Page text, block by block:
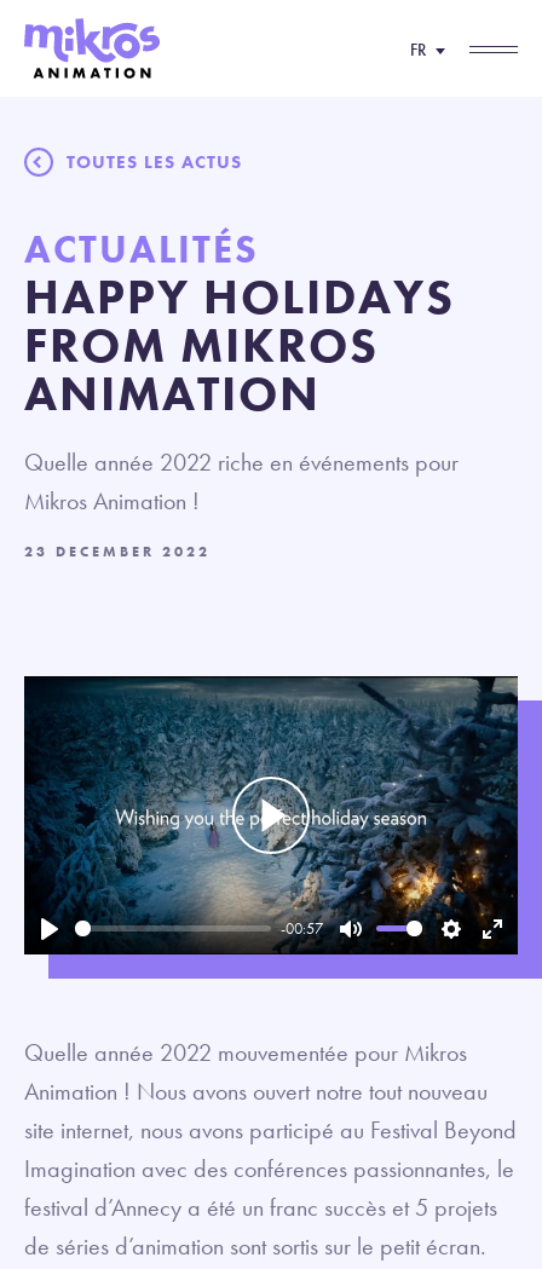
FR
TOUTES LES ACTUS
ACTUALITÉS
HAPPY HOLIDAYS
FROM MIKROS
ANIMATION
Quelle année 2022 riche en événements pour
Mikros Animation !
23 DECEMBER 2022
Play
-00:57
Mute SettingsEnter
Play
Quelle année 2022 mouvementée pour Mikros
Animation ! Nous avons ouvert notre tout nouveau
site internet, nous avons participé au Festival Beyond
Imagination avec des conférences passionnantes, le
festival d’Annecy a été un franc succès et 5 projets
de séries d’animation sont sortis sur le petit écran.